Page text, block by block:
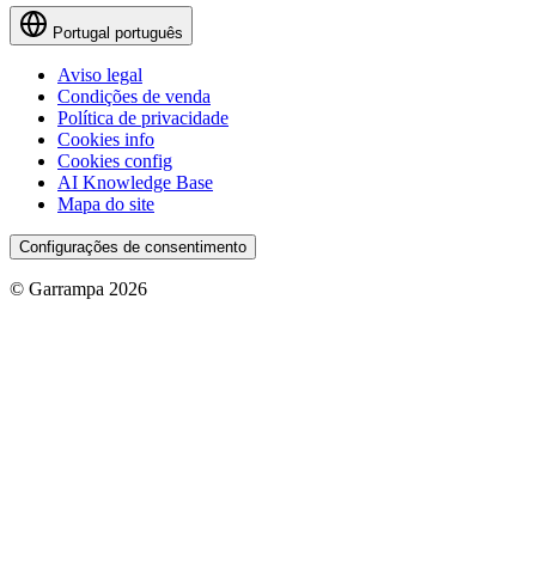
Portugal português
Aviso legal
Condições de venda
Política de privacidade
Cookies info
Cookies config
AI Knowledge Base
Mapa do site
Configurações de consentimento
© Garrampa 2026